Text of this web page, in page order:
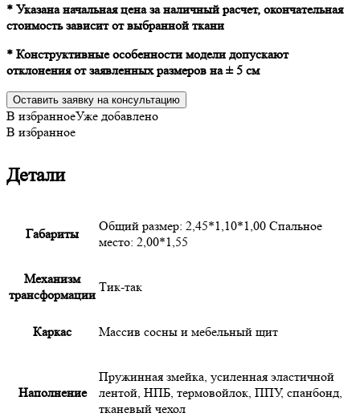
* Указана начальная цена за наличный расчет, окончательная
стоимость зависит от выбранной ткани
* Конструктивные особенности модели допускают
отклонения от заявленных размеров на ± 5 см
Оставить заявку на консультацию
В избранноеУже добавлено
В избранное
Детали
Габариты
Общий размер: 2,45*1,10*1,00 Спальное
место: 2,00*1,55
Механизм
трансформации
Тик-так
Каркас Массив сосны и мебельный щит
Наполнение
Пружинная змейка, усиленная эластичной
лентой, НПБ, термовойлок, ППУ, спанбонд,
тканевый чехол